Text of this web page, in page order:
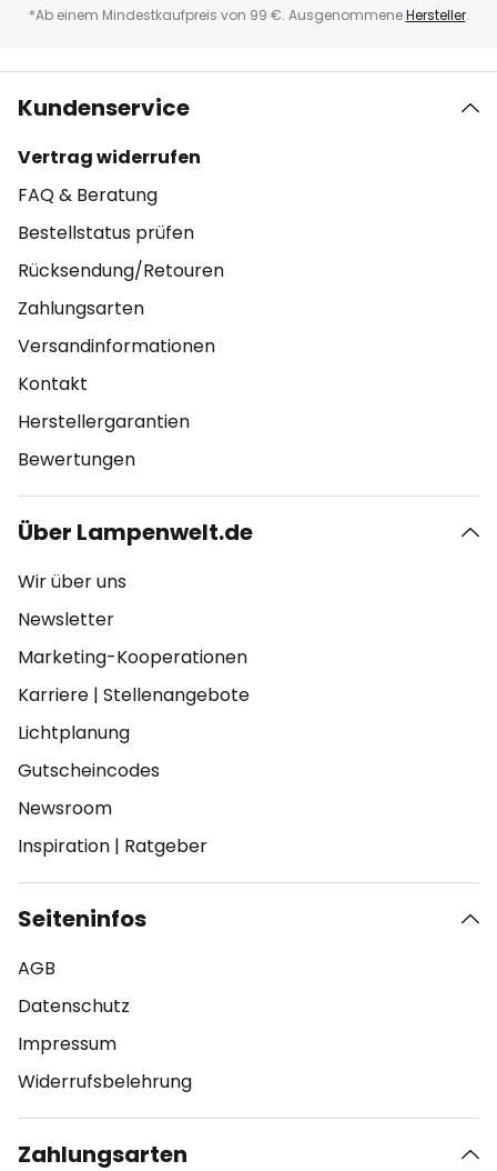
*Ab einem Mindestkaufpreis von 99 €. AusgenommeneHersteller.
Kundenservice
Vertrag widerrufen
FAQ & Beratung
Bestellstatus prüfen
Rücksendung/Retouren
Zahlungsarten
Versandinformationen
Kontakt
Herstellergarantien
Bewertungen
Über Lampenwelt.de
Wir über uns
Newsletter
Marketing-Kooperationen
Karriere | Stellenangebote
Lichtplanung
Gutscheincodes
Newsroom
Inspiration | Ratgeber
Seiteninfos
AGB
Datenschutz
Impressum
Widerrufsbelehrung
Zahlungsarten